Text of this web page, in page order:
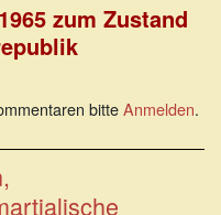
zum Zustand
bitteAnmelden.